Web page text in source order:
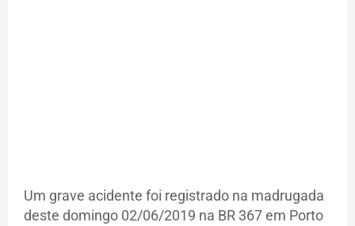
Um grave acidente foi registrado na madrugada
deste domingo 02/06/2019 na BR 367 em Porto